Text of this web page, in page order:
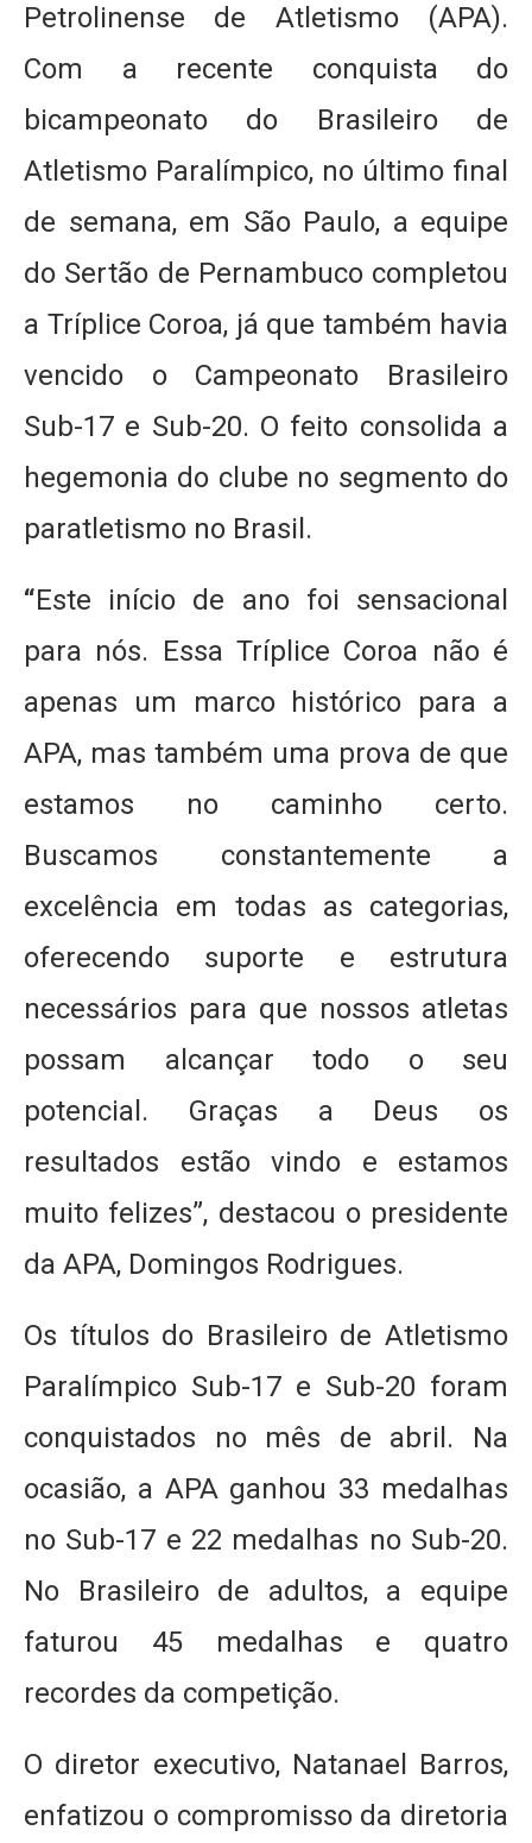
Petrolinense de Atletismo (APA).
Com a recente conquista do
bicampeonato do Brasileiro de
Atletismo Paralímpico, no último final
de semana, em São Paulo, a equipe
do Sertão de Pernambuco completou
a Tríplice Coroa, já que também havia
vencido o Campeonato Brasileiro
Sub-17 e Sub-20. O feito consolida a
hegemonia do clube no segmento do
paratletismo no Brasil.
“Este início de ano foi sensacional
para nós. Essa Tríplice Coroa não é
apenas um marco histórico para a
APA, mas também uma prova de que
estamos no caminho certo.
Buscamos constantemente a
excelência em todas as categorias,
oferecendo suporte e estrutura
necessários para que nossos atletas
possam alcançar todo o seu
potencial. Graças a Deus os
resultados estão vindo e estamos
muito felizes”, destacou o presidente
da APA, Domingos Rodrigues.
Os títulos do Brasileiro de Atletismo
Paralímpico Sub-17 e Sub-20 foram
conquistados no mês de abril. Na
ocasião, a APA ganhou 33 medalhas
no Sub-17 e 22 medalhas no Sub-20.
No Brasileiro de adultos, a equipe
faturou 45 medalhas e quatro
recordes da competição.
O diretor executivo, Natanael Barros,
enfatizou o compromisso da diretoria